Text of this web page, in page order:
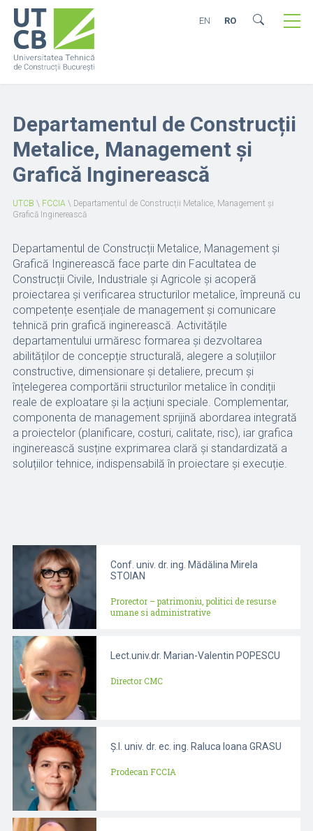
EN RO
Departamentul de Construcții
Metalice, Management și
Grafică Inginerească
UTCB \ FCCIA\ Departamentul de Construcții Metalice, Management și
Grafică Inginerească
Departamentul de Construcții Metalice, Management și
Grafică Inginerească face parte din Facultatea de
Construcții Civile, Industriale și Agricole și acoperă
proiectarea și verificarea structurilor metalice, împreună cu
competențe esențiale de management și comunicare
tehnică prin grafică inginerească. Activitățile
departamentului urmăresc formarea și dezvoltarea
abilităților de concepție structurală, alegere a soluțiilor
constructive, dimensionare și detaliere, precum și
înțelegerea comportării structurilor metalice în condiții
reale de exploatare și la acțiuni speciale. Complementar,
componenta de management sprijină abordarea integrată
a proiectelor (planificare, costuri, calitate, risc), iar grafica
inginerească susține exprimarea clară și standardizată a
soluțiilor tehnice, indispensabilă în proiectare și execuție.
Conf. univ. dr. ing. Mădălina Mirela
STOIAN
Prorector – patrimoniu, politici de resurse
umane si administrative
Lect.univ.dr. Marian-Valentin POPESCU
Director CMC
Ș.l. univ. dr. ec. ing. Raluca Ioana GRASU
Prodecan FCCIA